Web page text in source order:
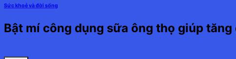
Sức khoẻ và đời sống
Bật mí công dụng sữa ông thọ giúp